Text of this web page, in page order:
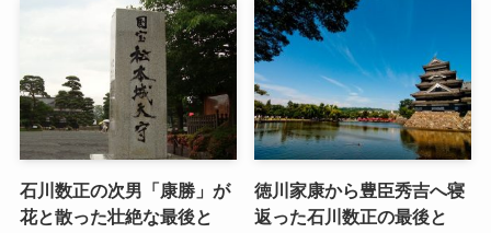
石川数正の次男「康勝」が
花と散った壮絶な最後と
徳川家康から豊臣秀吉へ寝
返った石川数正の最後と